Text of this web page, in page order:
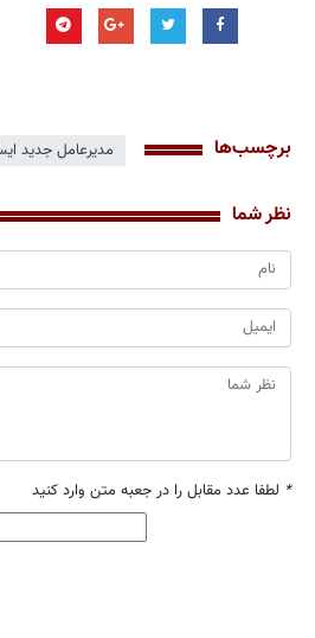
برچسب‌ها مدیرعامل جدید
نظر شما
* لطفا عدد مقابل را در جعبه متن وارد کنید